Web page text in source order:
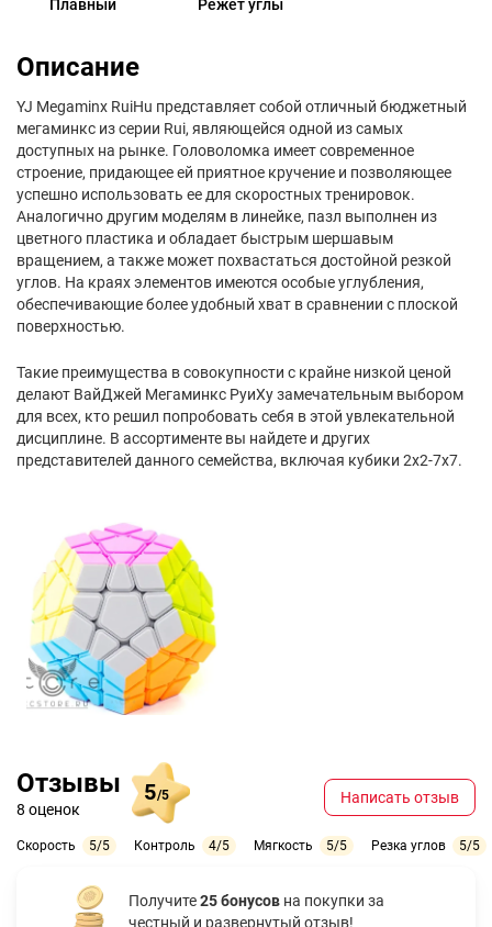
Плавный Режет углы
Описание
YJ Megaminx RuiHu представляет собой отличный бюджетный
мегаминкс из серии Rui, являющейся одной из самых
доступных на рынке. Головоломка имеет современное
строение, придающее ей приятное кручение и позволяющее
успешно использовать ее для скоростных тренировок.
Аналогично другим моделям в линейке, пазл выполнен из
цветного пластика и обладает быстрым шершавым
вращением, а также может похвастаться достойной резкой
углов. На краях элементов имеются особые углубления,
обеспечивающие более удобный хват в сравнении с плоской
поверхностью.
Такие преимущества в совокупности с крайне низкой ценой
делают ВайДжей Мегаминкс РуиХу замечательным выбором
для всех, кто решил попробовать себя в этой увлекательной
дисциплине. В ассортименте вы найдете и других
представителей данного семейства, включая кубики 2х2-7х7.
Отзывы
8 оценок
5/5
Скорость 5/5 Контроль 4/5 Мягкость 5/5 Резка углов 5/5
Написать отзыв
Получите25 бонусов на покупки за
честный и развернутый отзыв!